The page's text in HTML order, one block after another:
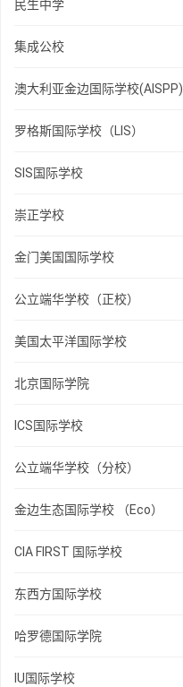
民生中学
集成公校
澳大利亚金边国际学校(AISPP)
罗格斯国际学校（LIS）
SIS国际学校
崇正学校
金门美国国际学校
公立端华学校（正校）
美国太平洋国际学校
北京国际学院
ICS国际学校
公立端华学校（分校）
金边生态国际学校 （Eco）
CIA FIRST 国际学校
东西方国际学校
哈罗德国际学院
IU国际学校